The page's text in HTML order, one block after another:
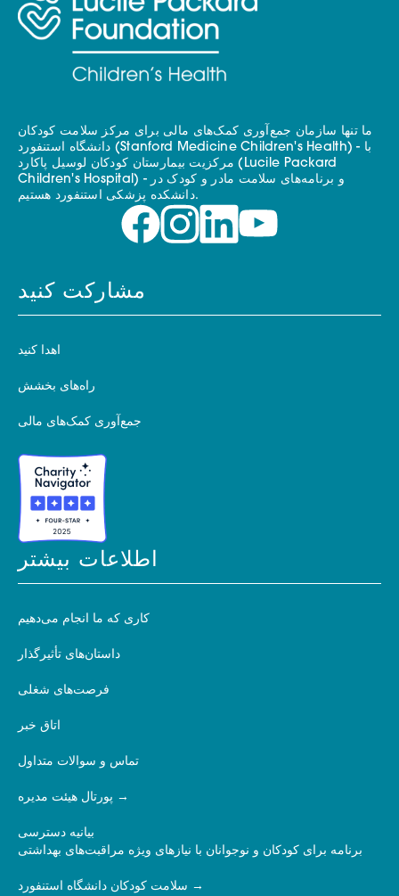
ما تنها سازمان جمع‌آوری کمک‌های مالی برای مرکز سلامت کودکان
دانشگاه استنفورد (Stanford Medicine Children's Health) - با
مرکزیت بیمارستان کودکان لوسیل پاکارد (Lucile Packard
Children's Hospital) - و برنامه‌های سلامت مادر و کودک در
دانشکده پزشکی استنفورد هستیم.
مشارکت کنید
اهدا کنید
راه‌های بخشش
جمع‌آوری کمک‌های مالی
اطلاعات بیشتر
کاری که ما انجام می‌دهیم
داستان‌های تأثیرگذار
فرصت‌های شغلی
اتاق خبر
تماس و سوالات متداول
پورتال هیئت مدیره
بیانیه دسترسی
برنامه برای کودکان و نوجوانان با نیازهای ویژه مراقبت‌های بهداشتی
سلامت کودکان دانشگاه استنفورد